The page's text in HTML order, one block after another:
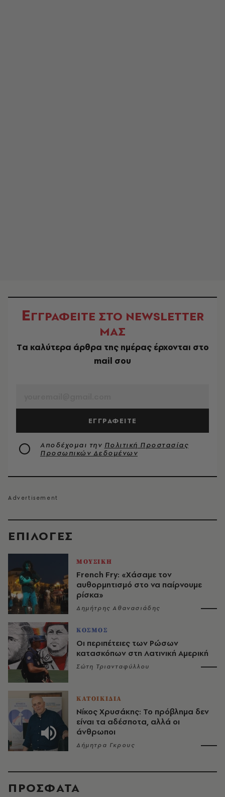
EΠΙΛΟΓΈΣ
ΜΟΥΣΙΚΗ
French Fry: «Χάσαμε τον
αυθορμητισμό στο να παίρνουμε
ρίσκα»
Δημήτρης Αθανασιάδης
ΚΟΣΜΟΣ
Οι περιπέτειες των Ρώσων
κατασκόπων στη Λατινική Αμερική
Σώτη Τριανταφύλλου
ΚΑΤΟΙΚΙΔΙΑ
Νίκος Χρυσάκης: Το πρόβλημα δεν
είναι τα αδέσποτα, αλλά οι
άνθρωποι
Δήμητρα Γκρους
ΕΓΓΡΑΦΕΙΤΕ ΣΤΟ NEWSLETTER
ΜΑΣ
Tα καλύτερα άρθρα της ημέρας έρχονται στο
mail σου
ΕΓΓΡΑΦΕΙΤΕ
Αποδέχομαι την Πολιτική Προστασίας
Προσωπικών Δεδομένων
ΠΡΟΣΦΑΤΑ